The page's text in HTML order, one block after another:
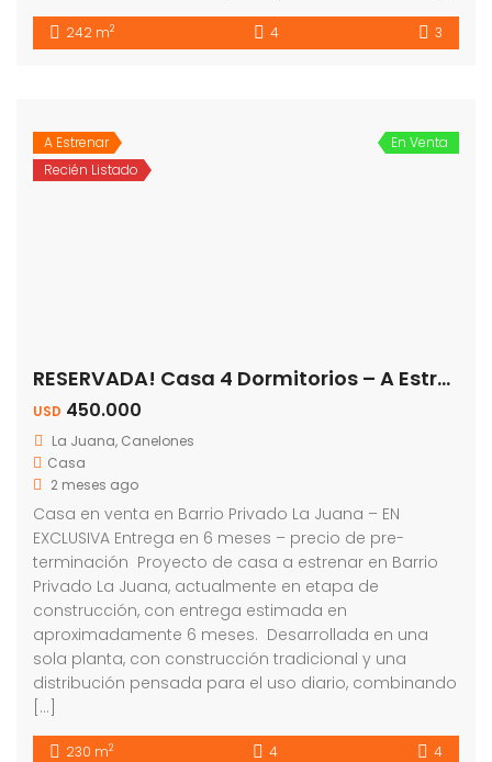
242 m2 4 3
A Estrenar
Recién Listado
En Venta
RESERVADA! Casa 4 Dormitorios – A Estrenar – Entrega En 6 Meses
USD 450.000
La Juana, Canelones
Casa
2 meses ago
Casa en venta en Barrio Privado La Juana – EN
EXCLUSIVA Entrega en 6 meses – precio de pre-
terminación Proyecto de casa a estrenar en Barrio
Privado La Juana, actualmente en etapa de
construcción, con entrega estimada en
aproximadamente 6 meses. Desarrollada en una
sola planta, con construcción tradicional y una
distribución pensada para el uso diario, combinando
[…]
230 m2 4 4